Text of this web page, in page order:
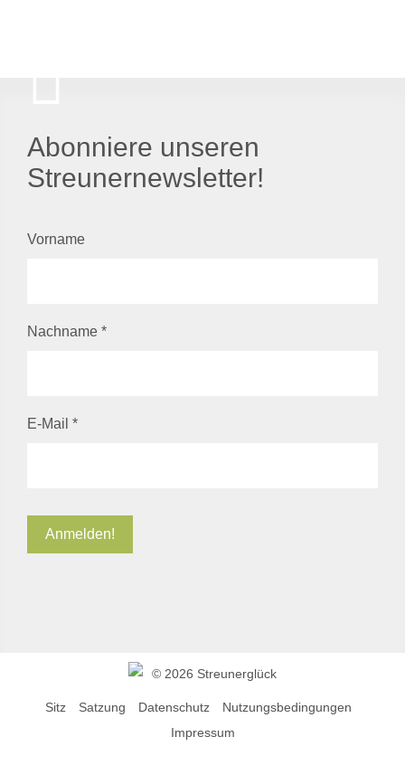
Abonniere unseren
Streunernewsletter!
Vorname
Nachname *
E-Mail *
© 2026 Streunerglück
Sitz Satzung Datenschutz
Nutzungsbedingungen
Impressum